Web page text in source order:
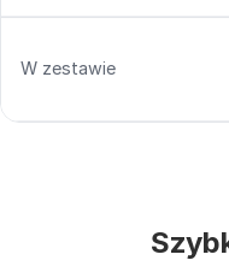
W zestawie